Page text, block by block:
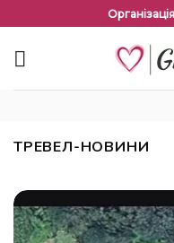
змісту
ТРЕВЕЛ-НОВИНИ